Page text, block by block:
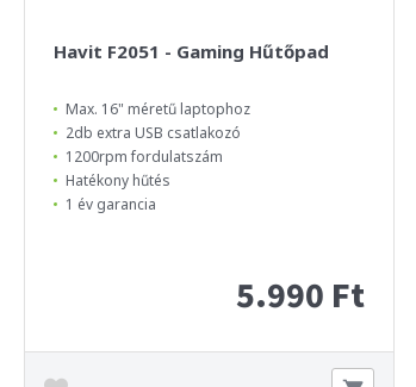
Havit F2051 - Gaming Hűtőpad
Max. 16" méretű laptophoz
2db extra USB csatlakozó
1200rpm fordulatszám
Hatékony hűtés
1 év garancia
5.990 Ft